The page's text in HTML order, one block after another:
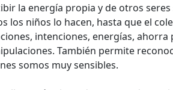
la energía propia y de otros
los niños lo hacen, hasta que el
intenciones, energías,
También permite
somos muy sensibles.